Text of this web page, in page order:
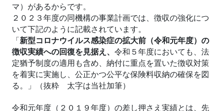
マ）があるからです。
２０２３年度の同機構の事業計画では、徴収の強化につ
いて下記のように記載されています。
「 新型コロナウイルス感染症の拡大前（令和元年度）の
徴収実績への回復を見据え、 令和５年度においても、法
定猶予制度の適用も含め、納付に重点を置いた徴収対策
を着実に実施し、公正かつ公平な保険料収納の確保を図
る。」（抜粋 太字は当社加筆）
令和元年度（２０１９年度）の差し押さえ実績とは、先